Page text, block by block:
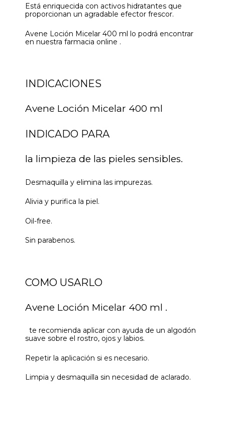
Está enriquecida con activos hidratantes que
proporcionan un agradable efector frescor.
Avene Loción Micelar 400 ml lo podrá encontrar
en nuestra farmacia online .
INDICACIONES
Avene Loción Micelar 400 ml
INDICADO PARA
la limpieza de las pieles sensibles.
Desmaquilla y elimina las impurezas.
Alivia y purifica la piel.
Oil-free.
Sin parabenos.
COMO USARLO
Avene Loción Micelar 400 ml .
te recomienda aplicar con ayuda de un algodón
suave sobre el rostro, ojos y labios.
Repetir la aplicación si es necesario.
Limpia y desmaquilla sin necesidad de aclarado.